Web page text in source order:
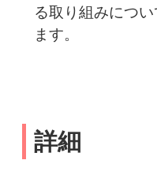
る取り組みにつ
ます。
詳細